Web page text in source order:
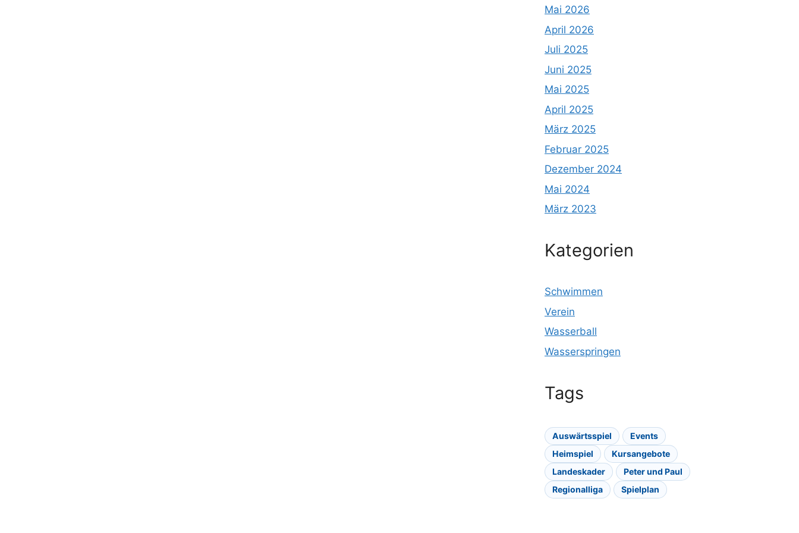
Mai 2026
April 2026
Juli 2025
Juni 2025
Mai 2025
April 2025
März 2025
Februar 2025
Dezember 2024
Mai 2024
März 2023
Kategorien
Schwimmen
Verein
Wasserball
Wasserspringen
Tags
Auswärtsspiel
Events
Heimspiel
Kursangebote
Landeskader
Peter und Paul
Regionalliga
Spielplan